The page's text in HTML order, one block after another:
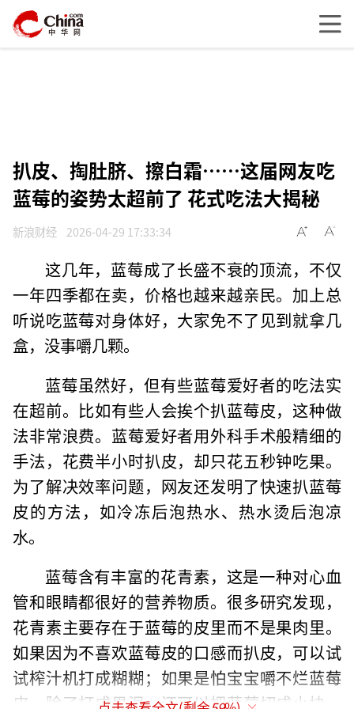
扒皮、掏肚脐、擦白霜……这届网友吃
蓝莓的姿势太超前了 花式吃法大揭秘
新浪财经 2026-04-29 17:33:34
这几年，蓝莓成了长盛不衰的顶流，不仅
一年四季都在卖，价格也越来越亲民。加上总
听说吃蓝莓对身体好，大家免不了见到就拿几
盒，没事嚼几颗。
蓝莓虽然好，但有些蓝莓爱好者的吃法实
在超前。比如有些人会挨个扒蓝莓皮，这种做
法非常浪费。蓝莓爱好者用外科手术般精细的
手法，花费半小时扒皮，却只花五秒钟吃果。
为了解决效率问题，网友还发明了快速扒蓝莓
皮的方法，如冷冻后泡热水、热水烫后泡凉
水。
蓝莓含有丰富的花青素，这是一种对心血
管和眼睛都很好的营养物质。很多研究发现，
花青素主要存在于蓝莓的皮里而不是果肉里。
如果因为不喜欢蓝莓皮的口感而扒皮，可以试
试榨汁机打成糊糊；如果是怕宝宝嚼不烂蓝莓
皮，除了打成果泥，还可以把蓝莓切成小块，